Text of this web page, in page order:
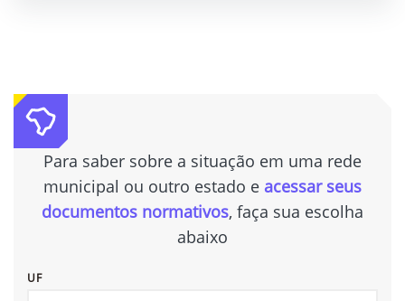
Para saber sobre a situação em uma rede
municipal ou outro estado e acessar seus
documentos normativos, faça sua escolha
abaixo
UF